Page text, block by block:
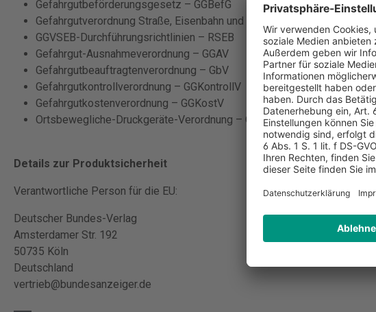
Gefahrgutbeförderungsgesetz – GGBefG
Gefahrgutverordnung Straße, Eisenbahn und Binnenschifffahrt – GGVSEB
GGVSEB-Durchführungsrichtlinien – RSEB
Gefahrgut-Ausnahmeverordnung – GGAV
Gefahrgutbeauftragtenverordnung – GbV
Gefahrgutkontrollverordnung – GGKontrollV
Gefahrgutkostenverordnung – GGKostV
Ortsbewegliche-Druckgeräte-Verordnung – ODV
Details zur Produktsicherheit
Verantwortliche Person für die EU:
Deutscher Bundes-Verlag
Amsterdamer Str. 192
50735 Köln
Deutschland
vertrieb@bundesanzeiger.de